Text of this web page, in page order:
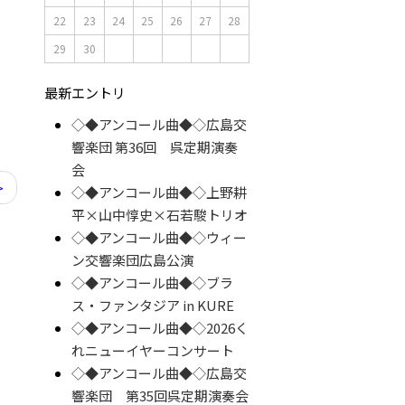
22 23 24 25 26 27
28
29
30
最新エントリ
◇◆アンコール曲◆◇広島交
響楽団 第36回 呉定期演奏
会
◇◆アンコール曲◆◇上野耕
平×山中惇史×石若駿トリオ
◇◆アンコール曲◆◇ウィー
ン交響楽団広島公演
◇◆アンコール曲◆◇ブラ
ス・ファンタジア in KURE
◇◆アンコール曲◆◇2026く
れニューイヤーコンサート
◇◆アンコール曲◆◇広島交
響楽団 第35回呉定期演奏会